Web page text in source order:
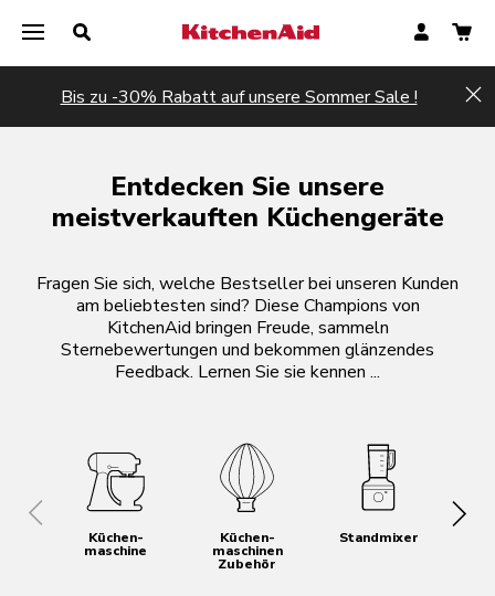
Bis zu -30% Rabatt auf unsere Sommer Sale !
Entdecken Sie unsere
meistverkauften Küchengeräte
Fragen Sie sich, welche Bestseller bei unseren Kunden
am beliebtesten sind? Diese Champions von
KitchenAid bringen Freude, sammeln
Sternebewertungen und bekommen glänzendes
Feedback. Lernen Sie sie kennen ...
Küchen­
maschine
Küchen­
maschinen
Zubehör
Standmixer